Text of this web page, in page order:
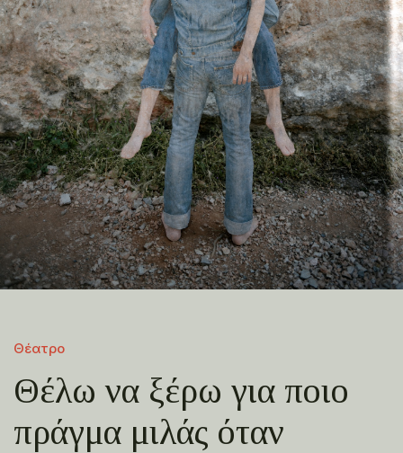
Θέατρο
Θέλω να ξέρω για ποιο
πράγμα μιλάς όταν